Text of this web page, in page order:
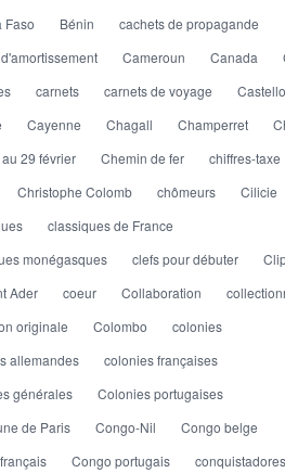
Faso
Bénin
cachets de propagande
Cameroun Canada
carnets carnets de voyage
Cayenne Chagall Champerret
29 février
Chemin de fer chiffres-taxe
Christophe Colomb chômeurs
Cilicie
classiques de France
monégasques
clefs pour débuter
Ader
coeur Collaboration
originale
Colombo
colonies
allemandes
colonies françaises
générales
Colonies portugaises
de Paris
Congo-Nil
Congo belge
Congo portugais
conquistadores